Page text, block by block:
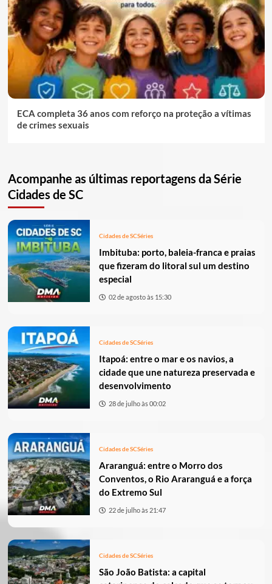
ECA completa 36 anos com reforço na proteção a vítimas
de crimes sexuais
Acompanhe as últimas reportagens da Série
Cidades de SC
Cidades de SCSéries
Imbituba: porto, baleia-franca e praias
que fizeram do litoral sul um destino
especial
02 de agosto às 15:30
Cidades de SCSéries
Itapoá: entre o mar e os navios, a
cidade que une natureza preservada e
desenvolvimento
28 de julho às 00:02
Cidades de SCSéries
Araranguá: entre o Morro dos
Conventos, o Rio Araranguá e a força
do Extremo Sul
22 de julho às 21:47
Cidades de SCSéries
São João Batista: a capital